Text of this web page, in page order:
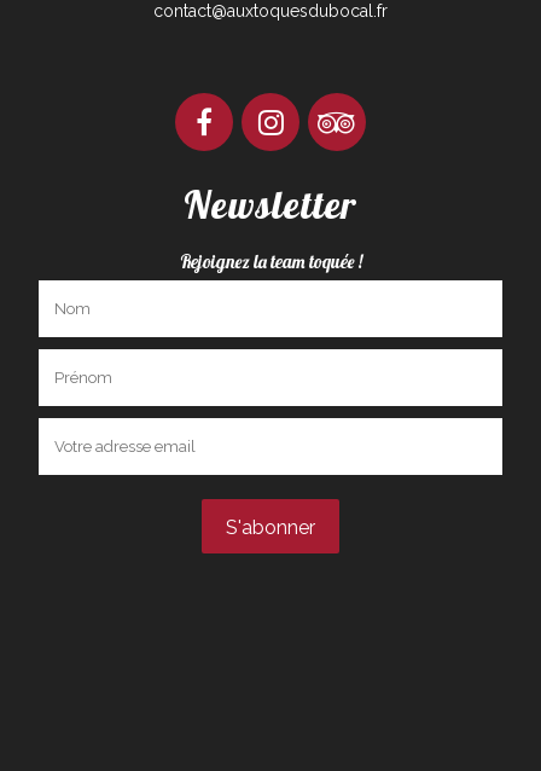
contact@auxtoquesdubocal.fr
Newsletter
Rejoignez la team toquée !